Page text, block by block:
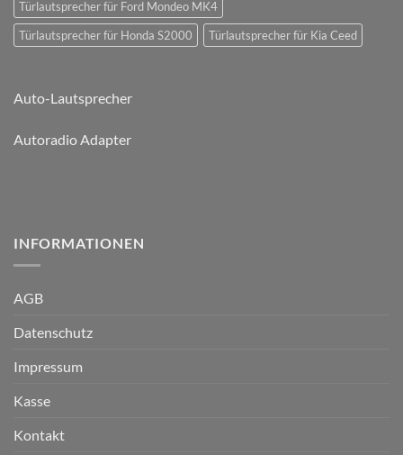
Türlautsprecher für Ford Mondeo MK4
Türlautsprecher für Honda S2000
Türlautsprecher für Kia Ceed
Auto-Lautsprecher
Autoradio Adapter
INFORMATIONEN
AGB
Datenschutz
Impressum
Kasse
Kontakt